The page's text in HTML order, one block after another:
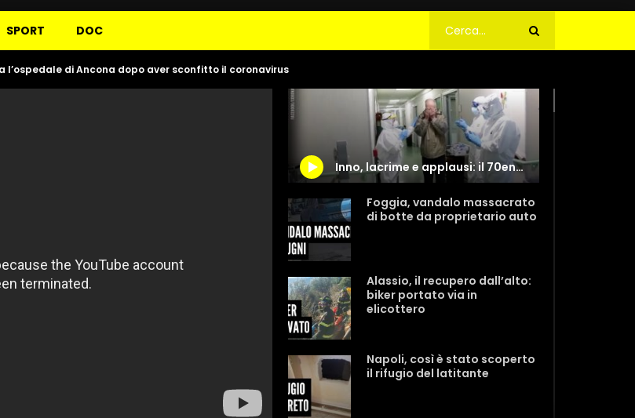
SPORT DOC
l’ospedale di Ancona dopo aver sconfitto il coronavirus
Inno, lacrime e applausi: il 70enne lascia l’ospedale di Ancona dopo aver sconfitto il coronavirus
Foggia, vandalo massacrato
di botte da proprietario auto
Alassio, il recupero dall’alto:
biker portato via in
elicottero
Napoli, così è stato scoperto
il rifugio del latitante